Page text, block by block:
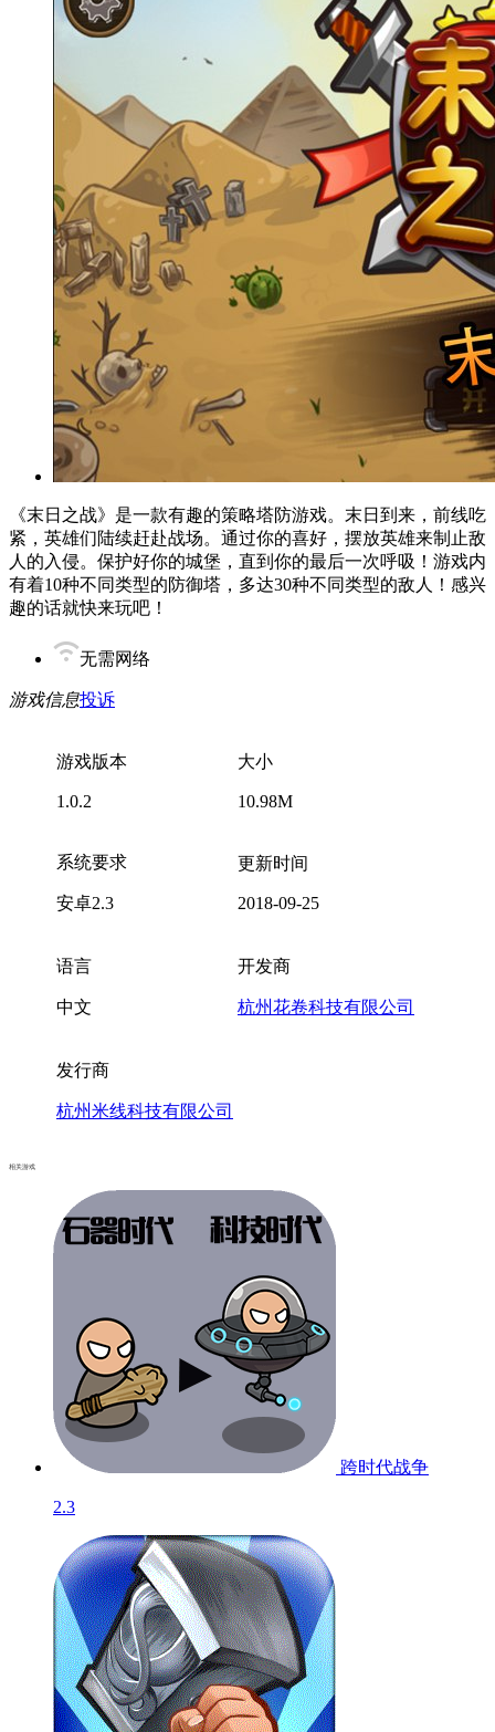
《末日之战》是一款有趣的策略塔防游戏。末日到来，前线吃
人的入侵。保护好你的城堡，直到你的最后一次呼吸！游戏内
趣的话就快来玩吧！
无需网络
游戏信息 投诉
1.0.2 10.98M
2018-09-25
语言
中文
开发商
杭州花卷科技有限公司
发行商
杭州米线科技有限公司